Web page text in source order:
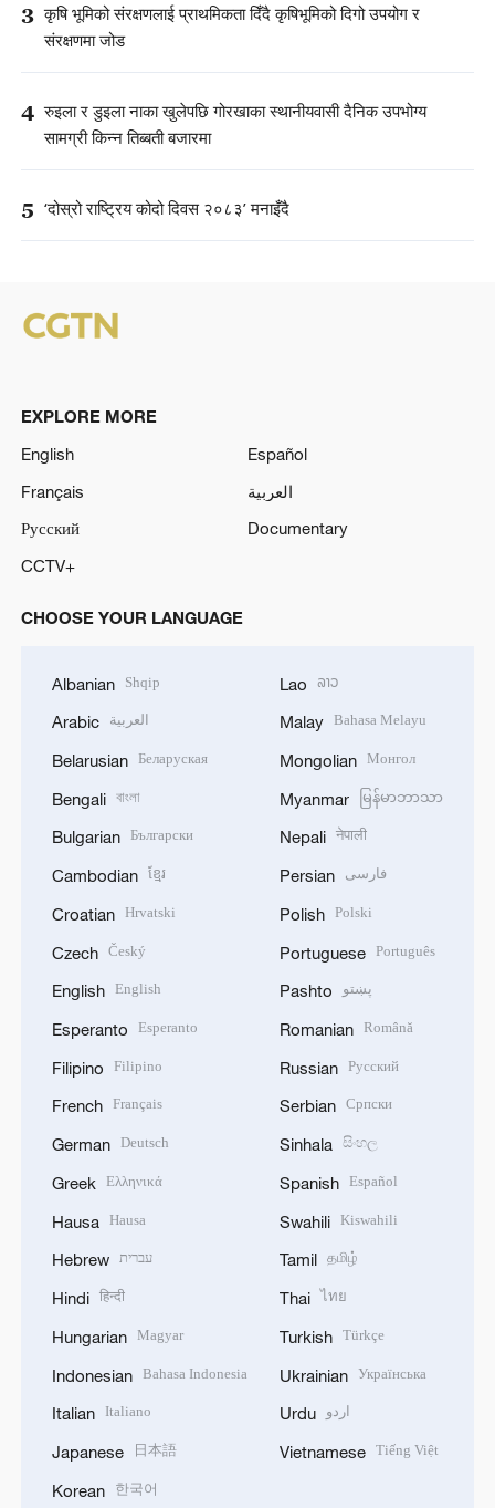
3 कृषि भूमिको संरक्षणलाई प्राथमिकता दिँदै कृषिभूमिको दिगो उपयोग र
संरक्षणमा जोड
4 रुइला र डुइला नाका खुलेपछि गोरखाका स्थानीयवासी दैनिक उपभोग्य
सामग्री किन्न तिब्बती बजारमा
5 ‘दोस्रो राष्ट्रिय कोदो दिवस २०८३’ मनाइँदै
EXPLORE MORE
English
Español
Français
العربية
Русский
Documentary
CCTV+
CHOOSE YOUR LANGUAGE
Albanian Shqip
Arabic العربية
Belarusian Беларуская
Bengali বাংলা
Bulgarian Български
Cambodian ខ្មែរ
Croatian Hrvatski
Czech Český
English English
Esperanto Esperanto
Filipino Filipino
French Français
German Deutsch
Greek Ελληνικά
Hausa Hausa
Hebrew עברית
Hindi हिन्दी
Hungarian Magyar
Indonesian Bahasa Indonesia
Italian Italiano
Japanese 日本語
Korean 한국어
Lao ລາວ
Malay Bahasa Melayu
Mongolian Монгол
Myanmar မြန်မာဘာသာ
Nepali नेपाली
Persian فارسی
Polish Polski
Portuguese Português
Pashto پښتو
Romanian Română
Russian Русский
Serbian Српски
Sinhala සිංහල
Spanish Español
Swahili Kiswahili
Tamil தமிழ்
Thai ไทย
Turkish Türkçe
Ukrainian Українська
Urdu اردو
Vietnamese Tiếng Việt